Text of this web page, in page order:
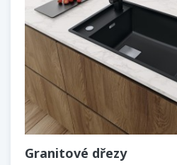
Granitové dřezy